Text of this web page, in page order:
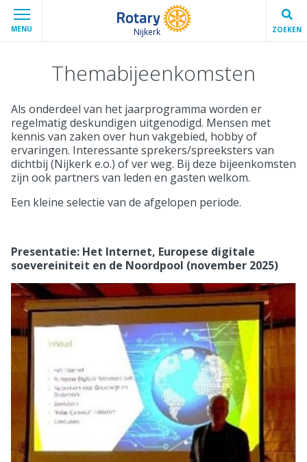
MENU Nijkerk ZOEKEN
Themabijeenkomsten
Als onderdeel van het jaarprogramma worden er
regelmatig deskundigen uitgenodigd. Mensen met
kennis van zaken over hun vakgebied, hobby of
ervaringen. Interessante sprekers/spreeksters van
dichtbij (Nijkerk e.o.) of ver weg. Bij deze bijeenkomsten
zijn ook partners van leden en gasten welkom.
Een kleine selectie van de afgelopen periode.
Presentatie: Het Internet, Europese digitale
soevereiniteit en de Noordpool (november 2025)